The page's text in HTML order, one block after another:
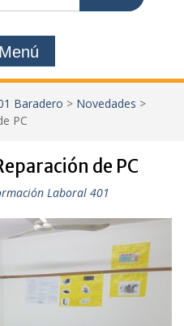
Menú
Baradero > Novedades >
PC
de PC
Laboral 401